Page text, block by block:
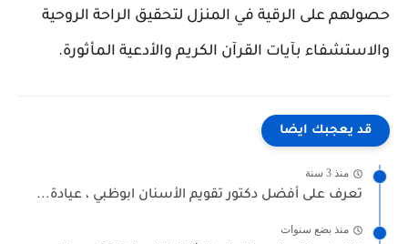
حصولهم على الرقية في المنزل لتحقيق الراحة الروحية
والاستشفاء بآيات القرآن الكريم والأدعية المأثورة.
قد يعجبك ايضا
منذ 3 سنة
تعرف على أفضل دكتور تقويم الأسنان ابوظبي ، عيادة...
منذ بضع سنوات